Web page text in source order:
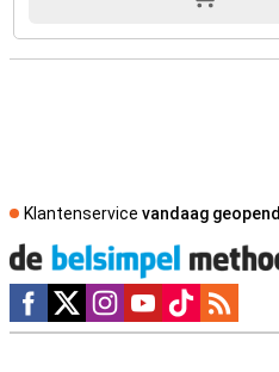
Klantenservice vandaag geopend
Social media